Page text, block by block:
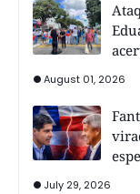
August 01, 2026
July 29, 2026